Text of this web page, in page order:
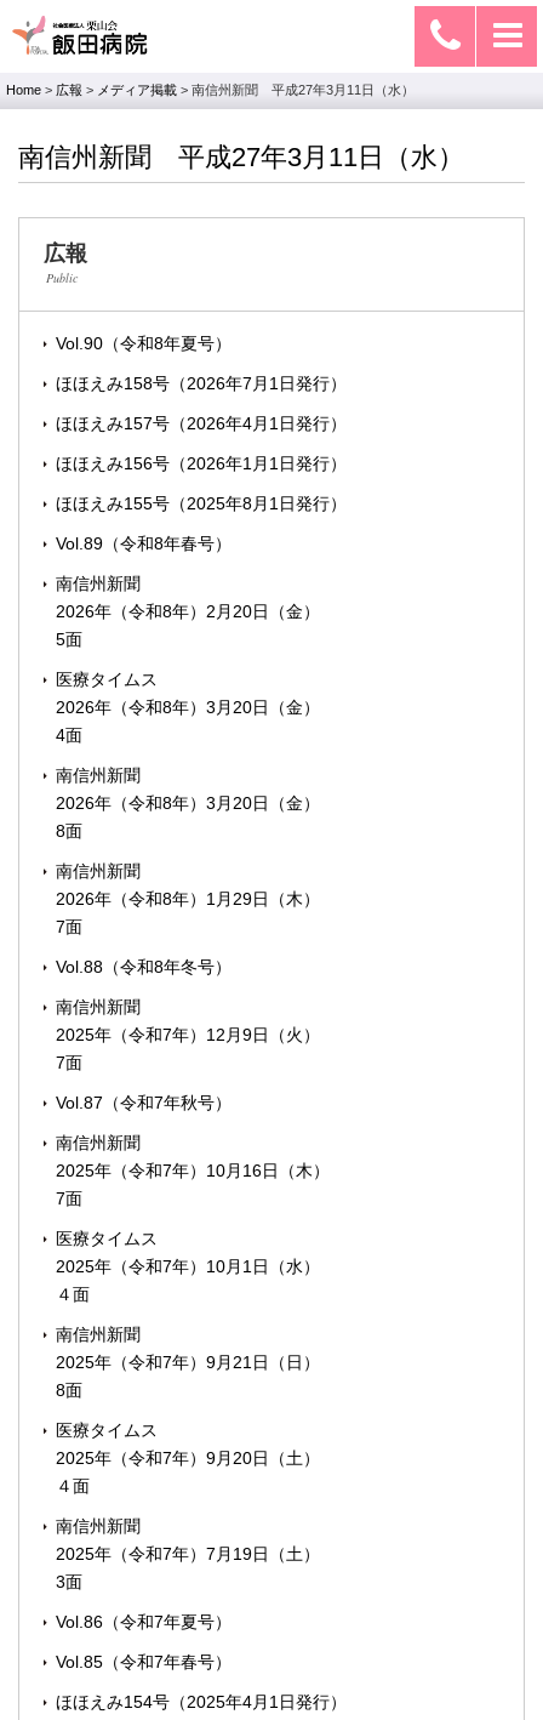
Home > 広報 > メディア掲載 > 南信州新聞 平成27年3月11日（水）
南信州新聞 平成27年3月11日（水）
広報
Public
Vol.90（令和8年夏号）
ほほえみ158号（2026年7月1日発行）
ほほえみ157号（2026年4月1日発行）
ほほえみ156号（2026年1月1日発行）
ほほえみ155号（2025年8月1日発行）
Vol.89（令和8年春号）
南信州新聞
2026年（令和8年）2月20日（金）
5面
医療タイムス
2026年（令和8年）3月20日（金）
4面
南信州新聞
2026年（令和8年）3月20日（金）
8面
南信州新聞
2026年（令和8年）1月29日（木）
7面
Vol.88（令和8年冬号）
南信州新聞
2025年（令和7年）12月9日（火）
7面
Vol.87（令和7年秋号）
南信州新聞
2025年（令和7年）10月16日（木）
7面
医療タイムス
2025年（令和7年）10月1日（水）
４面
南信州新聞
2025年（令和7年）9月21日（日）
8面
医療タイムス
2025年（令和7年）9月20日（土）
４面
南信州新聞
2025年（令和7年）7月19日（土）
3面
Vol.86（令和7年夏号）
Vol.85（令和7年春号）
ほほえみ154号（2025年4月1日発行）